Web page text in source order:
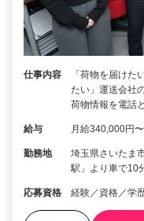
仕事内容
「荷物を届け
たい」運送会社
荷物情報を電話
給与 月給340,000円
勤務地
埼玉県さいたま
駅」より車で10
応募資格 経験／資格／学